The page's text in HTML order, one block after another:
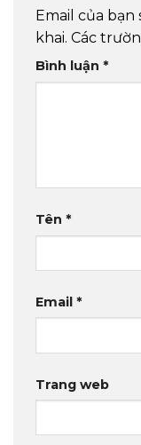
Email của
khai. Các
Bình luận *
Tên *
Email *
Trang web